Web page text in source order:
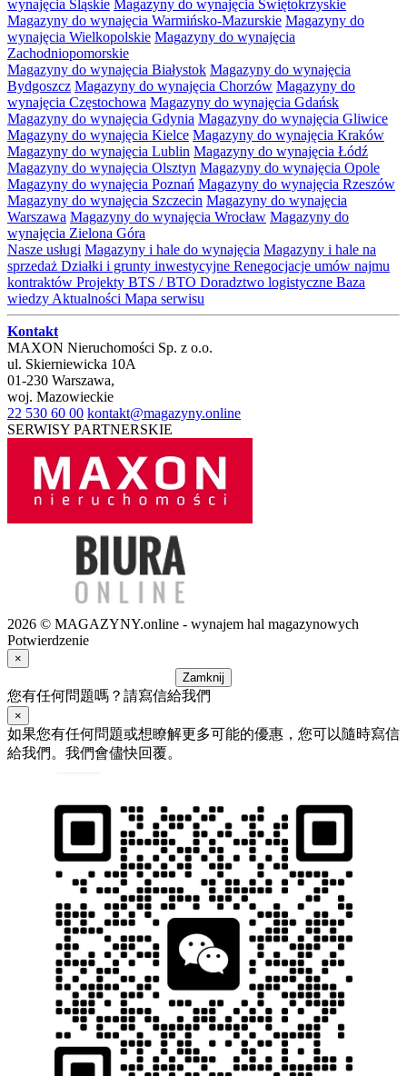
wynajęcia Śląskie Magazyny do wynajęcia Świętokrzyskie
Magazyny do wynajęcia Warmińsko-Mazurskie Magazyny do
wynajęcia Wielkopolskie Magazyny do wynajęcia
Zachodniopomorskie
Magazyny do wynajęcia Białystok Magazyny do wynajęcia
Bydgoszcz Magazyny do wynajęcia Chorzów Magazyny do
wynajęcia Częstochowa Magazyny do wynajęcia Gdańsk
Magazyny do wynajęcia Gdynia Magazyny do wynajęcia Gliwice
Magazyny do wynajęcia Kielce Magazyny do wynajęcia Kraków
Magazyny do wynajęcia Lublin Magazyny do wynajęcia Łódź
Magazyny do wynajęcia Olsztyn Magazyny do wynajęcia Opole
Magazyny do wynajęcia Poznań Magazyny do wynajęcia Rzeszów
Magazyny do wynajęcia Szczecin Magazyny do wynajęcia
Warszawa Magazyny do wynajęcia Wrocław Magazyny do
wynajęcia Zielona Góra
Nasze usługi Magazyny i hale do wynajęcia Magazyny i hale na
sprzedaż Działki i grunty inwestycyjne Renegocjacje umów najmu
kontraktów Projekty BTS / BTO Doradztwo logistyczne Baza
wiedzy Aktualności Mapa serwisu
Kontakt
MAXON Nieruchomości Sp. z o.o.
ul. Skierniewicka 10A
01-230 Warszawa,
woj. Mazowieckie
22 530 60 00 kontakt@magazyny.online
SERWISY PARTNERSKIE
2026 © MAGAZYNY.online - wynajem hal magazynowych
Potwierdzenie
×
Zamknij
您有任何問題嗎？請寫信給我們
×
如果您有任何問題或想瞭解更多可能的優惠，您可以隨時寫信
給我們。我們會儘快回覆。